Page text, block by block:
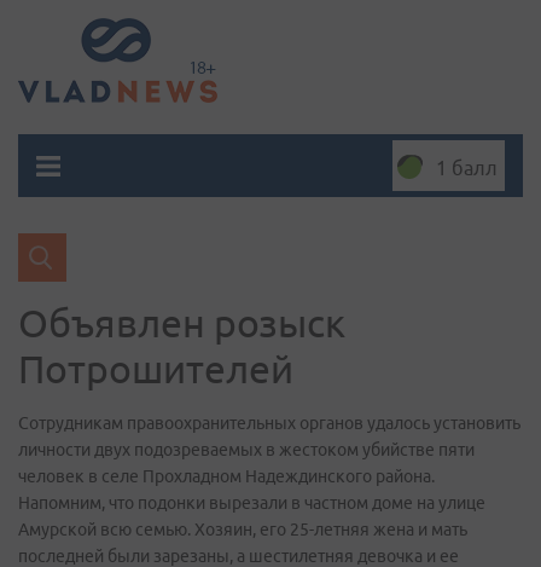
1 балл
Объявлен розыск
Потрошителей
Сотрудникам правоохранительных органов удалось установить
личности двух подозреваемых в жестоком убийстве пяти
человек в селе Прохладном Надеждинского района.
Напомним, что подонки вырезали в частном доме на улице
Амурской всю семью. Хозяин, его 25-летняя жена и мать
последней были зарезаны, а шестилетняя девочка и ее